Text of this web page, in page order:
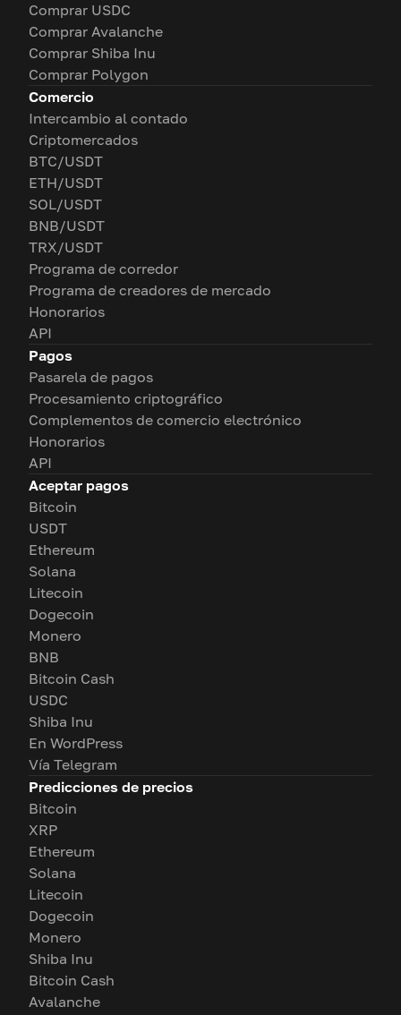
Comprar USDC
Comprar Avalanche
Comprar Shiba Inu
Comprar Polygon
Comercio
Intercambio al contado
Criptomercados
BTC/USDT
ETH/USDT
SOL/USDT
BNB/USDT
TRX/USDT
Programa de corredor
Programa de creadores de mercado
Honorarios
API
Pagos
Pasarela de pagos
Procesamiento criptográfico
Complementos de comercio electrónico
Honorarios
API
Aceptar pagos
Bitcoin
USDT
Ethereum
Solana
Litecoin
Dogecoin
Monero
BNB
Bitcoin Cash
USDC
Shiba Inu
En WordPress
Vía Telegram
Predicciones de precios
Bitcoin
XRP
Ethereum
Solana
Litecoin
Dogecoin
Monero
Shiba Inu
Bitcoin Cash
Avalanche